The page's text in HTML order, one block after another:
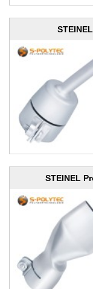
STEINEL